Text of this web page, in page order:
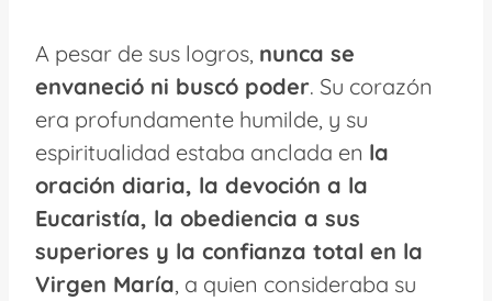
A pesar de sus logros, nunca se
envaneció ni buscó poder. Su corazón
era profundamente humilde, y su
espiritualidad estaba anclada en la
oración diaria, la devoción a la
Eucaristía, la obediencia a sus
superiores y la confianza total en la
Virgen María, a quien consideraba su